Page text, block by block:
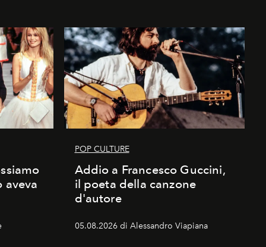
aveva
POP CULTURE
Addio a Francesco Guccini,
il poeta della canzone
d'autore
05.08.2026 di Alessandro Viapiana